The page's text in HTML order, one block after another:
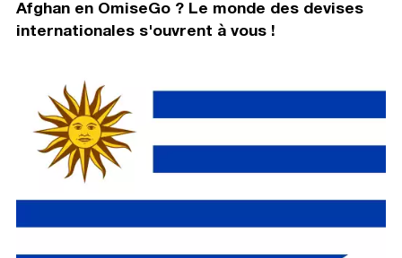
Afghan en OmiseGo ? Le monde des devises
internationales s'ouvrent à vous !